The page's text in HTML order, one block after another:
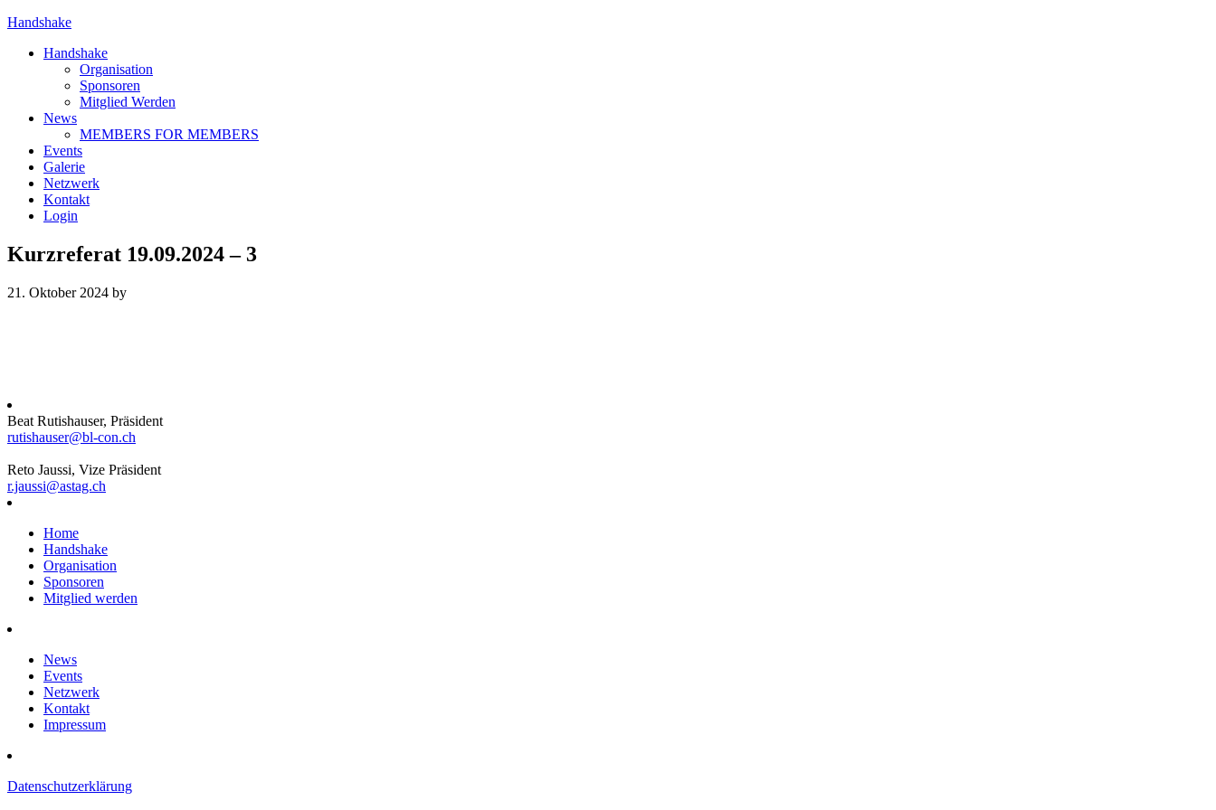
Handshake
Handshake
Organisation
Sponsoren
Mitglied Werden
News
MEMBERS FOR MEMBERS
Events
Galerie
Netzwerk
Kontakt
Login
Kurzreferat 19.09.2024 – 3
21. Oktober 2024 by
Beat Rutishauser, Präsident
rutishauser@bl-con.ch
Reto Jaussi, Vize Präsident
r.jaussi@astag.ch
Home
Handshake
Organisation
Sponsoren
Mitglied werden
News
Events
Netzwerk
Kontakt
Impressum
Datenschutzerklärung